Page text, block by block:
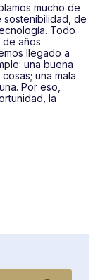
mucho de
de
Todo
de años
llegado a
una buena
una mala
Por eso,
la